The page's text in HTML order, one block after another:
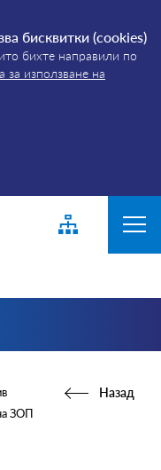
бисквитки (cookies)
бихте направили по
за използване на
ЗОП
Назад